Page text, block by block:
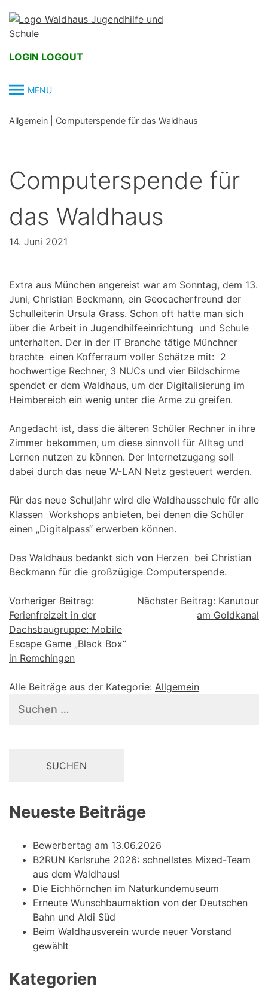
content
LOGIN LOGOUT
MENÜ
Allgemein Computerspende für das Waldhaus
Computerspende für
das Waldhaus
14. Juni 2021
Extra aus München angereist war am Sonntag, dem 13.
Juni, Christian Beckmann, ein Geocacherfreund der
Schulleiterin Ursula Grass. Schon oft hatte man sich
über die Arbeit in Jugendhilfeeinrichtung und Schule
unterhalten. Der in der IT Branche tätige Münchner
brachte einen Kofferraum voller Schätze mit: 2
hochwertige Rechner, 3 NUCs und vier Bildschirme
spendet er dem Waldhaus, um der Digitalisierung im
Heimbereich ein wenig unter die Arme zu greifen.
Angedacht ist, dass die älteren Schüler Rechner in ihre
Zimmer bekommen, um diese sinnvoll für Alltag und
Lernen nutzen zu können. Der Internetzugang soll
dabei durch das neue W-LAN Netz gesteuert werden.
Für das neue Schuljahr wird die Waldhausschule für alle
Klassen Workshops anbieten, bei denen die Schüler
einen „Digitalpass“ erwerben können.
Das Waldhaus bedankt sich von Herzen bei Christian
Beckmann für die großzügige Computerspende.
Beitragsnavigation
Vorheriger Beitrag:
Ferienfreizeit in der
Dachsbaugruppe: Mobile
Escape Game „Black Box“
in Remchingen
Nächster Beitrag: Kanutour
am Goldkanal
Alle Beiträge aus der Kategorie: Allgemein
nach:
Neueste Beiträge
Bewerbertag am 13.06.2026
B2RUN Karlsruhe 2026: schnellstes Mixed-Team
aus dem Waldhaus!
Die Eichhörnchen im Naturkundemuseum
Erneute Wunschbaumaktion von der Deutschen
Bahn und Aldi Süd
Beim Waldhausverein wurde neuer Vorstand
gewählt
Kategorien